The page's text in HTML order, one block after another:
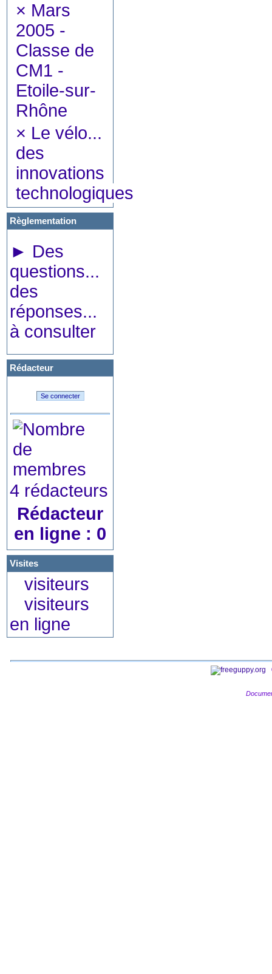
× Mars
2005 -
Classe de
CM1 -
Etoile-sur-
Rhône
× Le vélo...
des
innovations
technologiques
Règlementation
► Des
questions...
des
réponses...
à consulter
Rédacteur
4 rédacteurs
Rédacteur
en ligne : 0
Visites
visiteurs
visiteurs
en ligne